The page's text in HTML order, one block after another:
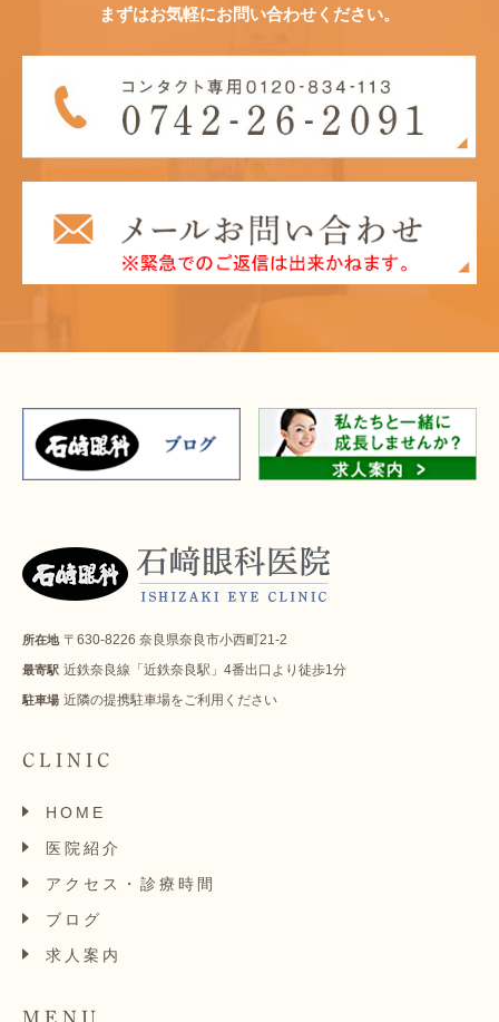
まずはお気軽にお問い合わせください。
所在地 〒630-8226 奈良県奈良市小西町21-2
最寄駅 近鉄奈良線「近鉄奈良駅」4番出口より徒歩1分
駐車場 近隣の提携駐車場をご利用ください
CLINIC
HOME
医院紹介
アクセス・診療時間
ブログ
求人案内
MENU